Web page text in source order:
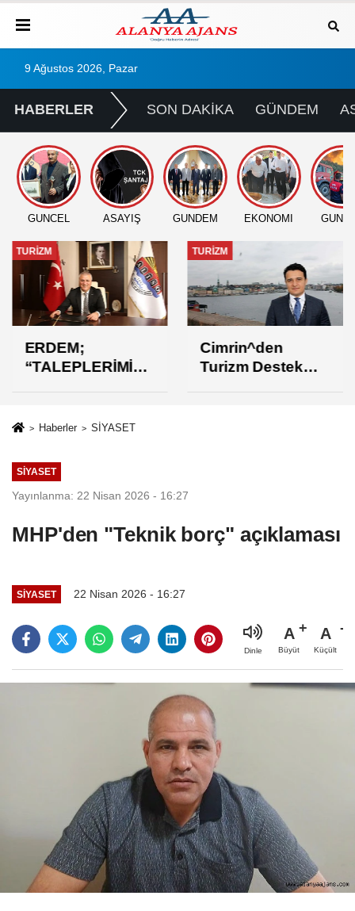
9 Ağustos 2026, Pazar
HABERLER SON DAKİKA GÜNDEM
GÜNCEL ASAYİŞ GÜNDEM EKONOMİ
TURİZM
ERDEM;
“TALEPLERİMİZİ
MEMNUNUZ”
TURİZM
Cimrin^den
Turizm Destek
Haberler SİYASET
SİYASET
Yayınlanma: 22 Nisan 2026 - 16:27
MHP'den "Teknik borç" açıklaması
SİYASET 22 Nisan 2026 - 16:27
Dinle
A
Büyüt
A
Küçült